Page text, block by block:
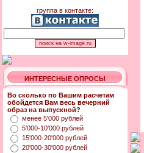
группа в контакте:
ИНТЕРЕСНЫЕ ОПРОСЫ
Во сколько по Вашим расчетам
обойдется Вам весь вечерний
образ на выпускной?
менее 5'000 рублей
5'000-10'000 рублей
15'000-20'000 рублей
20'000-30'000 рублей